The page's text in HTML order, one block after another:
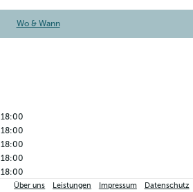
Wo & Wann
18:00
18:00
18:00
18:00
18:00
16:00Über uns Leistungen Impressum Datenschutz